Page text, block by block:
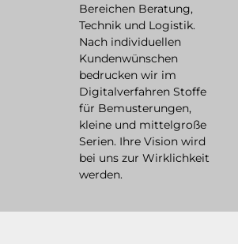
Bereichen Beratung,
Technik und Logistik.
Nach individuellen
Kundenwünschen
bedrucken wir im
Digitalverfahren Stoffe
für Bemusterungen,
kleine und mittelgroße
Serien. Ihre Vision wird
bei uns zur Wirklichkeit
werden.